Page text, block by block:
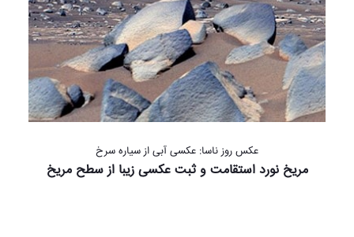
عکس روز ناسا: عکسی آبی از سیاره سرخ
مریخ نورد استقامت و ثبت عکسی زیبا از سطح مریخ